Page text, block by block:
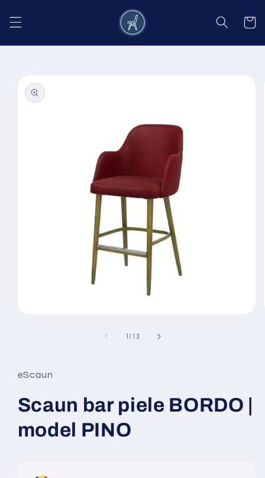
conținut
Coș
informațiile
despre
produs
fereastră
modală
1 /din
13
eScaun
Scaun bar piele BORDO |
model PINO